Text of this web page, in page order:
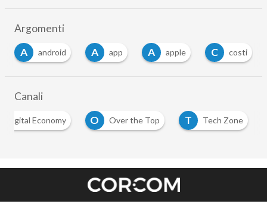
Argomenti
A
android A app A apple C costi
Canali
Digital Economy O Over the Top T Tech Zone